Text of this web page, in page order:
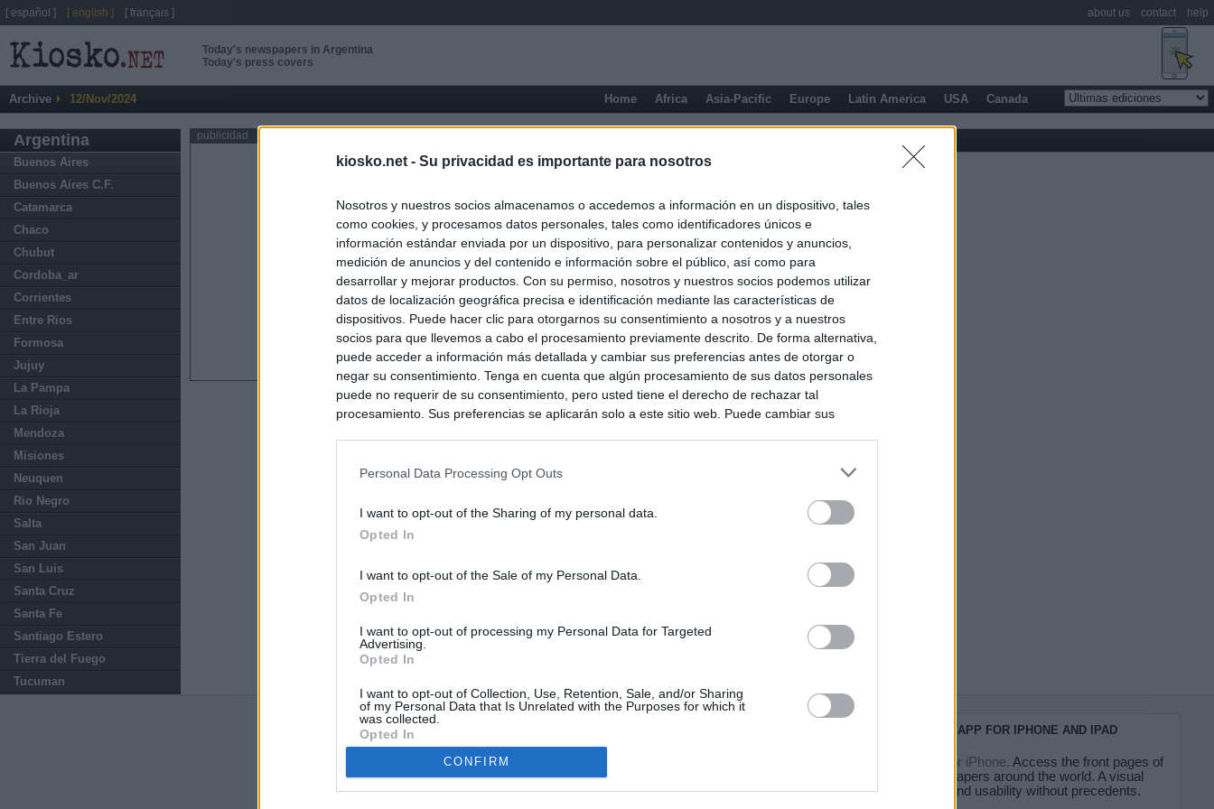
kiosko.net - Su privacidad es importante para nosotros
Nosotros y nuestros socios almacenamos o accedemos a información en un dispositivo, tales
como cookies, y procesamos datos personales, tales como identificadores únicos e
información estándar enviada por un dispositivo, para personalizar contenidos y anuncios,
medición de anuncios y del contenido e información sobre el público, así como para
desarrollar y mejorar productos. Con su permiso, nosotros y nuestros socios podemos utilizar
datos de localización geográfica precisa e identificación mediante las características de
dispositivos. Puede hacer clic para otorgarnos su consentimiento a nosotros y a nuestros
socios para que llevemos a cabo el procesamiento previamente descrito. De forma alternativa,
puede acceder a información más detallada y cambiar sus preferencias antes de otorgar o
negar su consentimiento. Tenga en cuenta que algún procesamiento de sus datos personales
puede no requerir de su consentimiento, pero usted tiene el derecho de rechazar tal
procesamiento. Sus preferencias se aplicarán solo a este sitio web. Puede cambiar sus
Personal Data Processing Opt Outs
I want to opt-out of the Sharing of my personal data.
Opted In
I want to opt-out of the Sale of my Personal Data.
Opted In
I want to opt-out of processing my Personal Data for Targeted
Advertising.
Opted In
I want to opt-out of Collection, Use, Retention, Sale, and/or Sharing
of my Personal Data that Is Unrelated with the Purposes for which it
was collected.
Opted In
CONFIRM
Today's newspapers in Argentina
Today's press covers
Archive 12/Nov/2024 Home Africa Asia-Pacific Europe Latin America USA Canada
Argentina
Buenos Aires
Buenos Aires C.F.
Catamarca
Chaco
Chubut
Cordoba_ar
Corrientes
Entre Rios
Formosa
Jujuy
La Pampa
La Rioja
Mendoza
Misiones
Neuquen
Rio Negro
Salta
San Juan
San Luis
Santa Cruz
Santa Fe
Santiago Estero
Tierra del Fuego
Tucuman
publicidad
ABOUTKIOSKO.NET
is a visual daily press directory that gives access to the world's largest news
newspaper.
KIOSKO.NET APP FOR IPHONE AND IPAD
Kiosko.net for iPhone. Access the front pages of
major newspapers around the world. A visual
experience and usability without precedents.
[ español ] [ english ] [ français ] about us contact help